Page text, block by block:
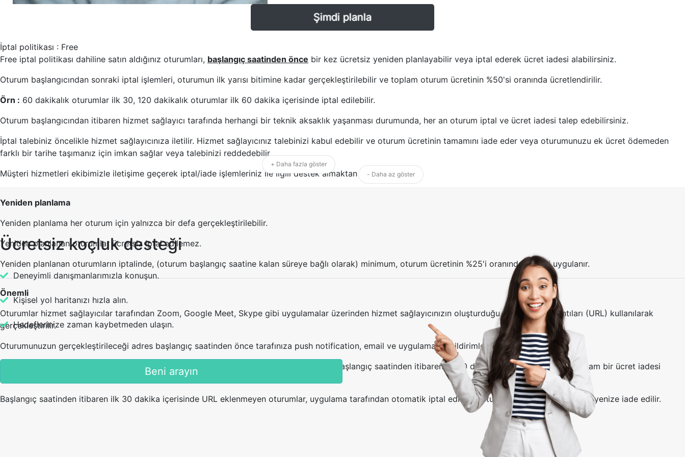
Şimdi planla
İptal politikası : Free
Free iptal politikası dahiline satın aldığınız oturumları, başlangıç saatinden önce bir kez ücretsiz yeniden planlayabilir veya iptal ederek ücret iadesi alabilirsiniz.
Oturum başlangıcından sonraki iptal işlemleri, oturumun ilk yarısı bitimine kadar gerçekleştirilebilir ve toplam oturum ücretinin %50'si oranında ücretlendirilir.
Örn : 60 dakikalık oturumlar ilk 30, 120 dakikalık oturumlar ilk 60 dakika içerisinde iptal edilebilir.
Oturum başlangıcından itibaren hizmet sağlayıcı tarafında herhangi bir teknik aksaklık yaşanması durumunda, her an oturum iptal ve ücret iadesi talep edebilirsiniz.
İptal talebiniz öncelikle hizmet sağlayıcınıza iletilir. Hizmet sağlayıcınız talebinizi kabul edebilir ve oturum ücretinin tamamını iade eder veya oturumunuzu ek ücret ödemeden
farklı bir tarihe taşımanız için imkan sağlar veya talebinizi reddedebilir.
Müşteri hizmetleri ekibimizle iletişime geçerek iptal/iade işlemleriniz ile ilgili destek almaktan çekinmeyin.
Yeniden planlama
Yeniden planlama her oturum için yalnızca bir defa gerçekleştirilebilir.
Yeniden planlanan oturumlar ücretsiz iptal edilemez.
Yeniden planlanan oturumların iptalinde, (oturum başlangıç saatine kalan süreye bağlı olarak) minimum, oturum ücretinin %25'i oranında kesinti uygulanır.
Önemli
Oturumlar hizmet sağlayıcılar tarafından Zoom, Google Meet, Skype gibi uygulamalar üzerinden hizmet sağlayıcınızın oluşturduğu canlı oda bağlantıları (URL) kullanılarak
gerçekleştirilir.
Oturumunuzun gerçekleştirileceği adres başlangıç saatinden önce tarafınıza push notification, email ve uygulama içi bildirimler ile iletilir.
Hizmet sağlayıcınızın herhangi bir nedenle canlı oda bağlantısı eklenmediği oturumları, başlangıç saatinden itibaren ilk 30 dakika içerisinde iptal ederek tam bir ücret iadesi
Başlangıç saatinden itibaren ilk 30 dakika içerisinde URL eklenmeyen oturumlar, uygulama tarafından otomatik iptal edilir ve oturum ücretinin tamamı bakiyenize iade edilir.
+ Daha fazla göster
- Daha az göster
Ücretsiz koçluk desteği
Deneyimli danışmanlarımızla konuşun.
Kişisel yol haritanızı hızla alın.
Hedeflerinize zaman kaybetmeden ulaşın.
Beni arayın